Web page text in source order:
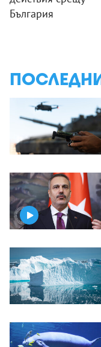
България